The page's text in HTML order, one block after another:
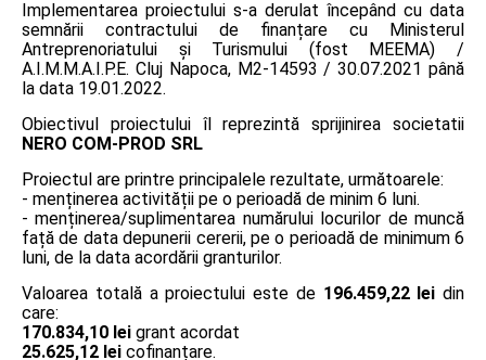
Implementarea proiectului s-a derulat începând cu data
semnării contractului de finanțare cu Ministerul
Antreprenoriatului și Turismului (fost MEEMA) /
A.I.M.M.A.I.P.E. Cluj Napoca, M2-14593 / 30.07.2021 până
la data 19.01.2022.
Obiectivul proiectului îl reprezintă sprijinirea societatii
NERO COM-PROD SRL
Proiectul are printre principalele rezultate, următoarele:
- menținerea activității pe o perioadă de minim 6 luni.
- menținerea/suplimentarea numărului locurilor de muncă
față de data depunerii cererii, pe o perioadă de minimum 6
luni, de la data acordării granturilor.
Valoarea totală a proiectului este de 196.459,22 lei din
care:
170.834,10 lei grant acordat
25.625,12 lei cofinanțare.